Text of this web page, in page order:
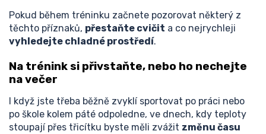
Pokud během tréninku začnete pozorovat některý z
těchto příznaků, přestaňte cvičit a co nejrychleji
vyhledejte chladné prostředí.
Na trénink si přivstaňte, nebo ho nechejte
na večer
I když jste třeba běžně zvyklí sportovat po práci nebo
po škole kolem páté odpoledne, ve dnech, kdy teploty
stoupají přes třicítku byste měli zvážit změnu času